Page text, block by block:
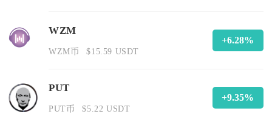
WZM
WZM币 $15.59 USDT
+6.28%
PUT
PUT币 $5.22 USDT
+9.35%